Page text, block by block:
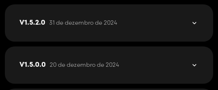
V1.5.2.0 31 de dezembro de 2024
V1.5.0.0 20 de dezembro de 2024